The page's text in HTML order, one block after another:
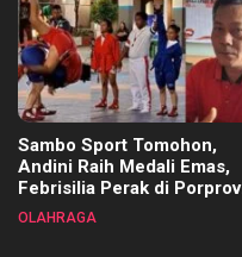
Sambo Sport Tomohon,
Andini Raih Medali Emas,
Febrisilia Perak di Porprov
Sulut 2025
OLAHRAGA